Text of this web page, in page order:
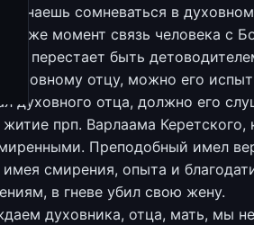
сомневаться в
же момент связь человека с
перестает быть
духовному отцу, можно его
духовного отца, должно его
прп. Варлаама Керетского,
Преподобный имел
смирения, опыта и
в гневе убил свою жену.
духовника, отца, мать, мы